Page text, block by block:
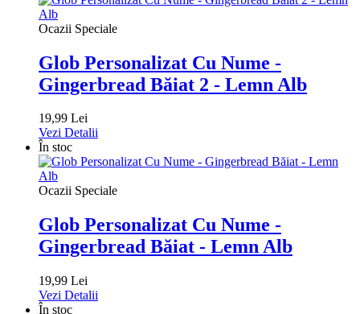
Ocazii Speciale
Glob Personalizat Cu Nume -
Gingerbread Băiat 2 - Lemn Alb
19,99 Lei
Vezi Detalii
În stoc
Ocazii Speciale
Glob Personalizat Cu Nume -
Gingerbread Băiat - Lemn Alb
19,99 Lei
Vezi Detalii
În stoc